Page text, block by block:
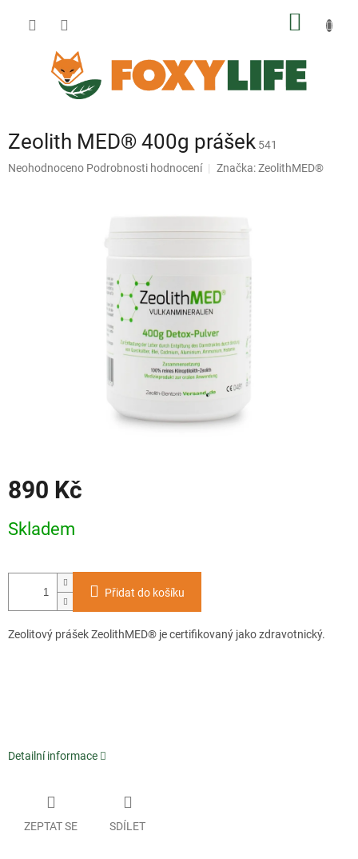
Zeolith MED® 400g prášek 541
Průměrné
Neohodnoceno Podrobnosti hodnocení Značka:ZeolithMED®
890 Kč
cena:
Skladem
Přidat do košíku
Zeolitový prášek ZeolithMED® je certifikovaný jako zdravotnický.
Detailní informace
ZEPTAT SE SDÍLET